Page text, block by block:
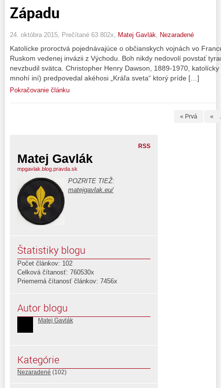
Západu
24. októbra 2015, Prečítané 63 802x, Matej Gavlák, Nezaradené
Katolícke proroctvá pojednávajúce o občianskych vojnách vo
Ruskom vedenej invázii z Východu. Boh nikdy nedovolí povstať
nevzbudil svätca. Christopher Henry Dawson, 1889-1970,
mnohí iní) predpovedal akéhosi „Kráľa sveta“ ktorý príde […]
Pokračovanie článku
« Prvá «
RSS
Matej Gavlák
mpgavlak.blog.pravda.sk
POZRITE TIEŽ:
matejgavlak.eu/
Štatistiky blogu
Počet článkov: 102
Celková čítanosť: 760530x
Priemerná čítanosť článkov: 7456x
Autor blogu
Matej Gavlák
Kategórie
Nezaradené (102)